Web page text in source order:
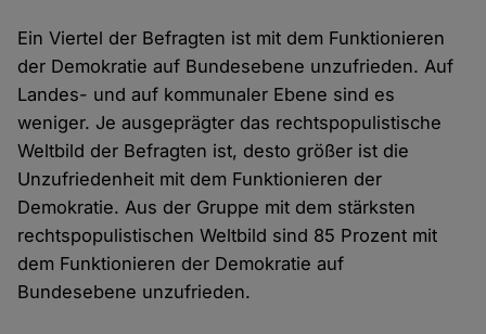
Ein Viertel der Befragten ist mit dem Funktionieren
der Demokratie auf Bundesebene unzufrieden. Auf
Landes- und auf kommunaler Ebene sind es
weniger. Je ausgeprägter das rechtspopulistische
Weltbild der Befragten ist, desto größer ist die
Unzufriedenheit mit dem Funktionieren der
Demokratie. Aus der Gruppe mit dem stärksten
rechtspopulistischen Weltbild sind 85 Prozent mit
dem Funktionieren der Demokratie auf
Bundesebene unzufrieden.